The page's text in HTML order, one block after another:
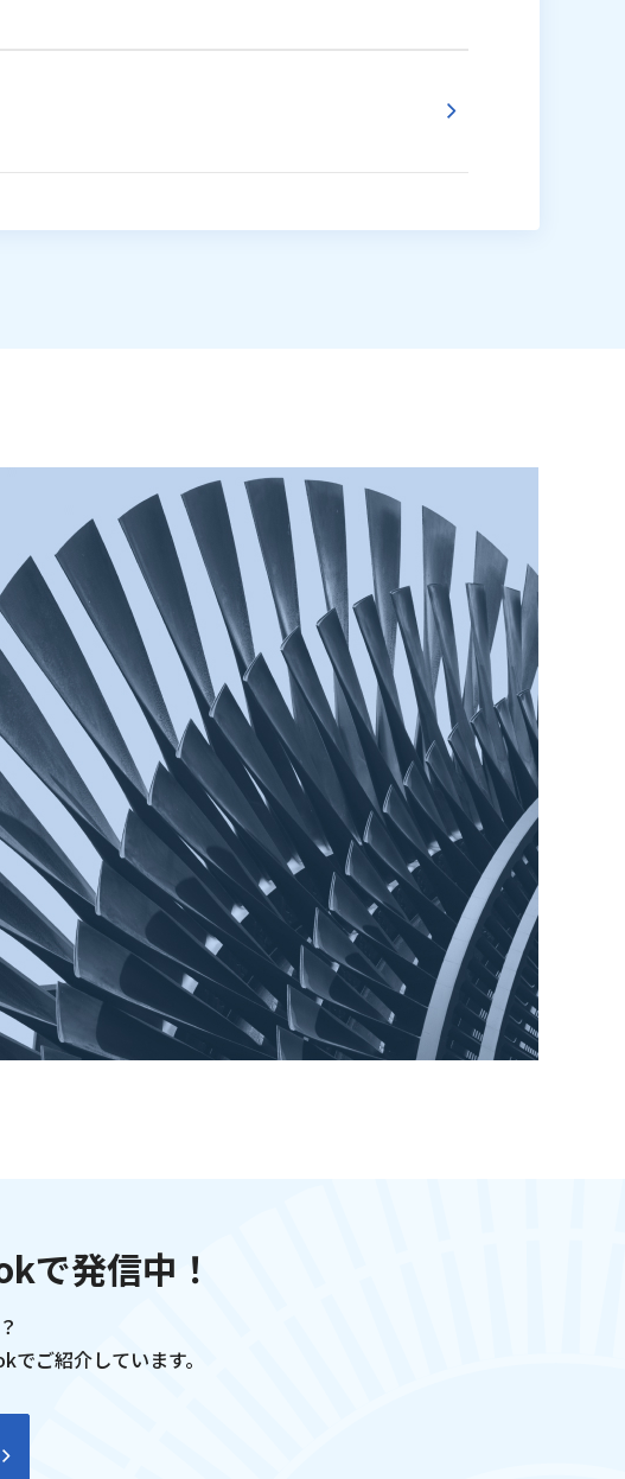
で発信中！
ご紹介しています。